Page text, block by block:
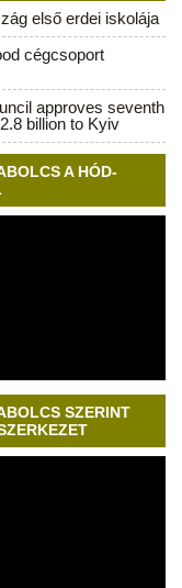
első erdei iskolája
cégcsoport
approves seventh
billion to Kyiv
A HÓD-
SZERINT